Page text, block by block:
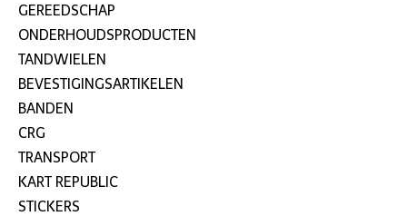
GEREEDSCHAP
ONDERHOUDSPRODUCTEN
TANDWIELEN
BEVESTIGINGSARTIKELEN
BANDEN
CRG
TRANSPORT
KART REPUBLIC
STICKERS